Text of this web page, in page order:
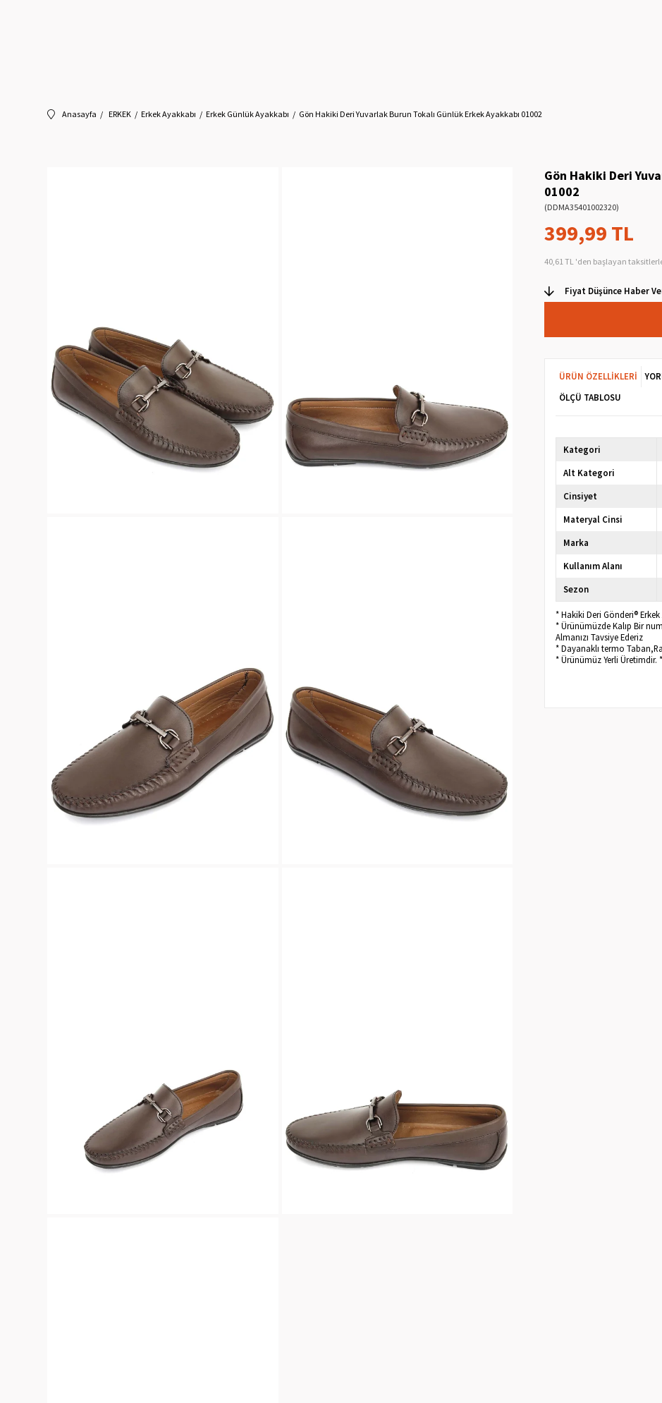
Anasayfa ERKEK Erkek Ayakkabı Erkek Günlük Ayakkabı Gön Hakiki Deri Yuvarlak Burun Tokalı Günlük Erkek Ayakkabı 01002
Gön Hakiki Deri
01002
(DDMA35401002320)
399,99 TL
40,61 TL 'den başlayan
Fiyat Düşünce Haber
ÜRÜN ÖZELLIKLERI
ÖLÇÜ TABLOSU
Kategori
Alt Kategori
Cinsiyet
Materyal Cinsi
Marka
Kullanım Alanı
Sezon
* Hakiki Deri Gönderi®
* Ürünümüzde Kalıp Bir
Almanızı Tavsiye Ederiz
* Dayanaklı termo
* Ürünümüz Yerli Üretimdir.